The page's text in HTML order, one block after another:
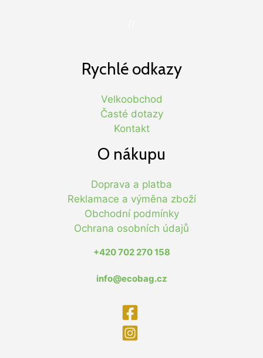
Rychlé odkazy
Velkoobchod
Časté dotazy
Kontakt
O nákupu
Doprava a platba
Reklamace a výměna zboží
Obchodní podmínky
Ochrana osobních údajů
+420 702 270 158
info@ecobag.cz